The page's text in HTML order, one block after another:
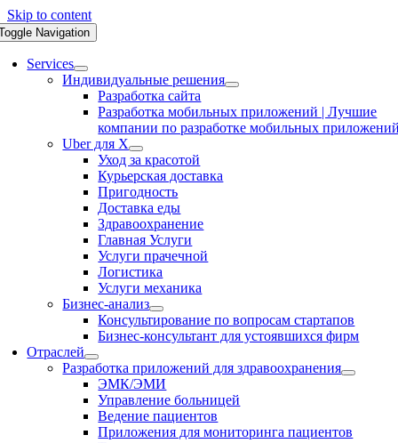
Skip to content
Navigation
Services
Индивидуальные решения
Разработка сайта
Разработка мобильных приложений | Лучшие
компании по разработке мобильных
Uber для X
Уход за красотой
Курьерская доставка
Пригодность
Доставка еды
Здравоохранение
Главная Услуги
Услуги прачечной
Логистика
Услуги механика
Бизнес-анализ
Консультирование по вопросам стартапов
Бизнес-консультант для устоявшихся фирм
Отраслей
Разработка приложений для здравоохранения
ЭМК/ЭМИ
Управление больницей
Ведение пациентов
Приложения для мониторинга пациентов